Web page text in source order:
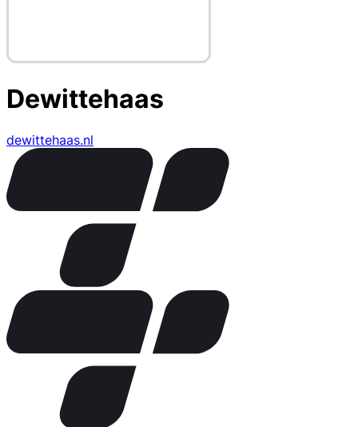
Dewittehaas
dewittehaas.nl